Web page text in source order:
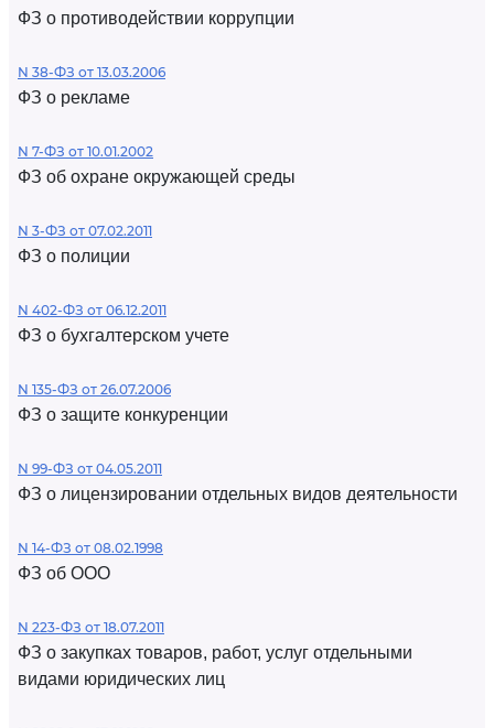
ФЗ о противодействии коррупции
N 38-ФЗ от 13.03.2006
ФЗ о рекламе
N 7-ФЗ от 10.01.2002
ФЗ об охране окружающей среды
N 3-ФЗ от 07.02.2011
ФЗ о полиции
N 402-ФЗ от 06.12.2011
ФЗ о бухгалтерском учете
N 135-ФЗ от 26.07.2006
ФЗ о защите конкуренции
N 99-ФЗ от 04.05.2011
ФЗ о лицензировании отдельных видов деятельности
N 14-ФЗ от 08.02.1998
ФЗ об ООО
N 223-ФЗ от 18.07.2011
ФЗ о закупках товаров, работ, услуг отдельными
видами юридических лиц